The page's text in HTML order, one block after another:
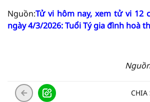
Nguồn:Tử vi hôm nay, xem tử vi 12
ngày 4/3/2026: Tuổi Tý gia đình hoà
CHIA